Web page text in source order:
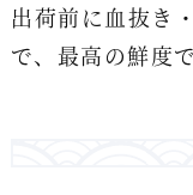
出荷前に血抜き
で、最高の鮮度